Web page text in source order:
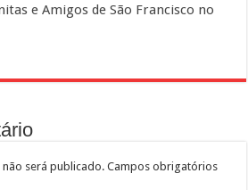
e Amigos de São Francisco no
será publicado. Campos obrigatórios